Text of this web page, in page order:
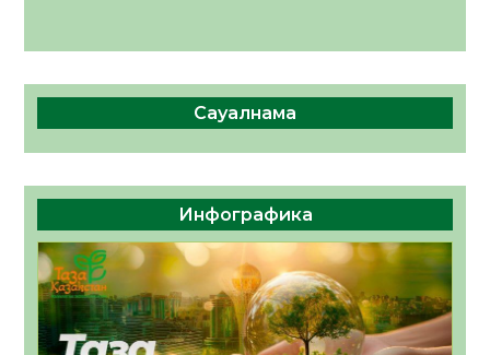
Сауалнама
Инфографика